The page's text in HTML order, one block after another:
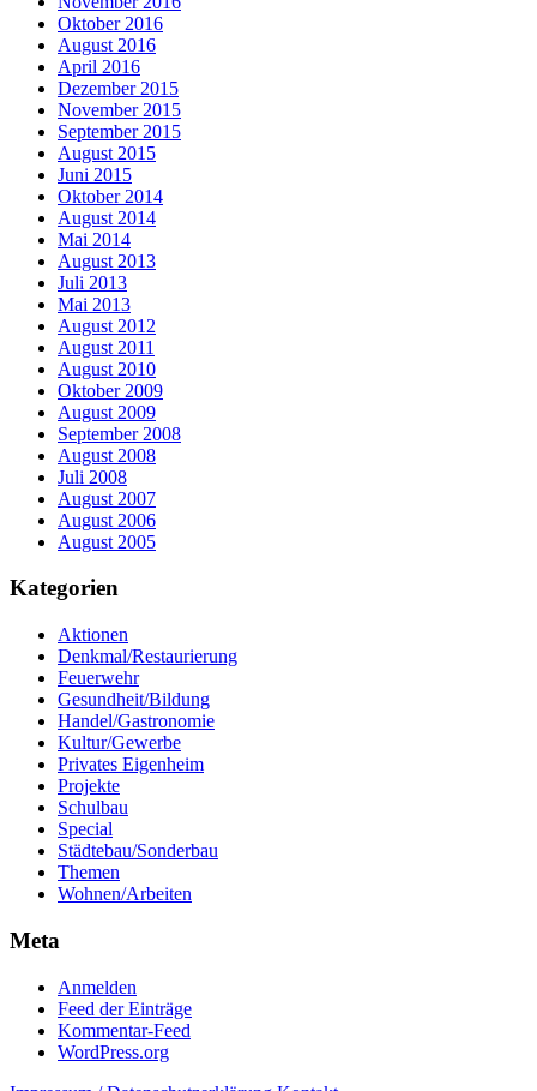
Oktober 2016
August 2016
April 2016
Dezember 2015
November 2015
September 2015
August 2015
Juni 2015
Oktober 2014
August 2014
Mai 2014
August 2013
Juli 2013
Mai 2013
August 2012
August 2011
August 2010
Oktober 2009
August 2009
September 2008
August 2008
Juli 2008
August 2007
August 2006
August 2005
Kategorien
Aktionen
Denkmal/Restaurierung
Feuerwehr
Gesundheit/Bildung
Handel/Gastronomie
Kultur/Gewerbe
Privates Eigenheim
Projekte
Schulbau
Special
Städtebau/Sonderbau
Themen
Wohnen/Arbeiten
Meta
Anmelden
Feed der Einträge
Kommentar-Feed
WordPress.org